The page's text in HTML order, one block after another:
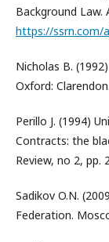
Background Law.
https://ssrn.com/
Nicholas B.
Oxford:
Perillo J. (1994)
Contracts: the
Review, no 2, pp.
Sadikov O.N.
Federation.